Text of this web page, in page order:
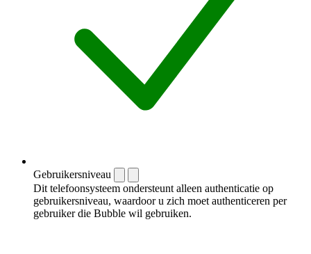
Gebruikersniveau
Dit telefoonsysteem ondersteunt alleen authenticatie op
gebruikersniveau, waardoor u zich moet authenticeren per
gebruiker die Bubble wil gebruiken.